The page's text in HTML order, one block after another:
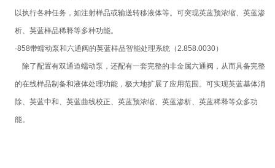
以执行各种任务，如注射样品或输送转移液体等。可突现英蓝预浓缩、英蓝渗
析、英蓝样品稀释等多种功能。
·858带蠕动泵和六通阀的英蓝样品智能处理系统（2.858.0030）
除了配置有双通道蠕动泵，还配有一套完整的非金属六通阀，从而具备完整
的在线样品制备和液体处理功能，极大地扩展了应用范围。可实现英蓝基体消
除、英蓝中和、英蓝曲线校正、英蓝预浓缩、英蓝渗析、英蓝稀释等众多功
能。